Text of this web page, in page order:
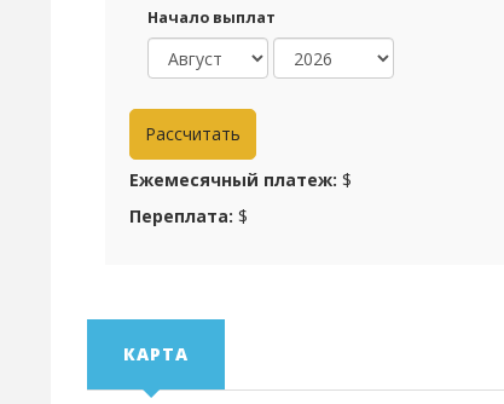
Начало выплат
Ежемесячный платеж: $
Переплата: $
КАРТА